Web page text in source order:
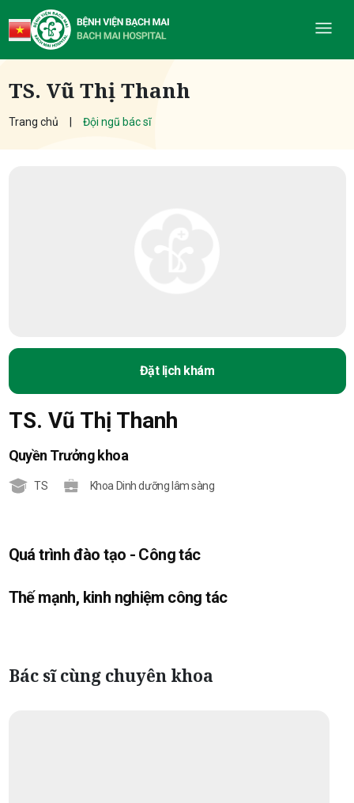
TS. Vũ Thị Thanh
Trang chủ Đội ngũ bác sĩ
Đặt lịch khám
TS. Vũ Thị Thanh
Quyền Trưởng khoa
TS Khoa Dinh dưỡng lâm sàng
Quá trình đào tạo - Công tác
Thế mạnh, kinh nghiệm công tác
Bác sĩ cùng chuyên khoa